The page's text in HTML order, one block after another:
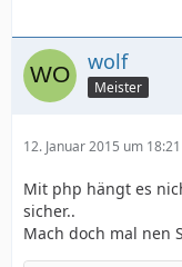
wolf
Meister
12. Januar 2015 um 18:21
Mit php hängt es
sicher..
Mach doch mal nen